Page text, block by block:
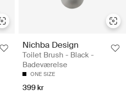
Nichba Design
Toilet Brush - Black -
Badeværelse
ONE SIZE
399 kr